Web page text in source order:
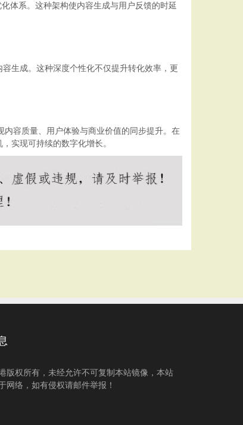
体系。这种架构使内容生成与用户反馈的时延
生成。这种深度个性化不仅提升转化效率，更
容质量、用户体验与商业价值的同步提升。在
实现可持续的数字化增长。
版权所有，未经允许不可复制本站镜像，本站
网络，如有侵权请邮件举报！